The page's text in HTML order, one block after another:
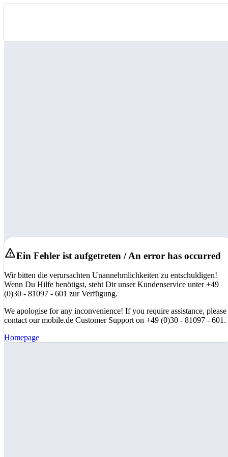
Ein Fehler ist aufgetreten / An error has occurred
Wir bitten die verursachten Unannehmlichkeiten zu entschuldigen!
Wenn Du Hilfe benötigst, steht Dir unser Kundenservice unter +49
(0)30 - 81097 - 601 zur Verfügung.
We apologise for any inconvenience! If you require assistance, please
contact our mobile.de Customer Support on +49 (0)30 - 81097 - 601.
Homepage